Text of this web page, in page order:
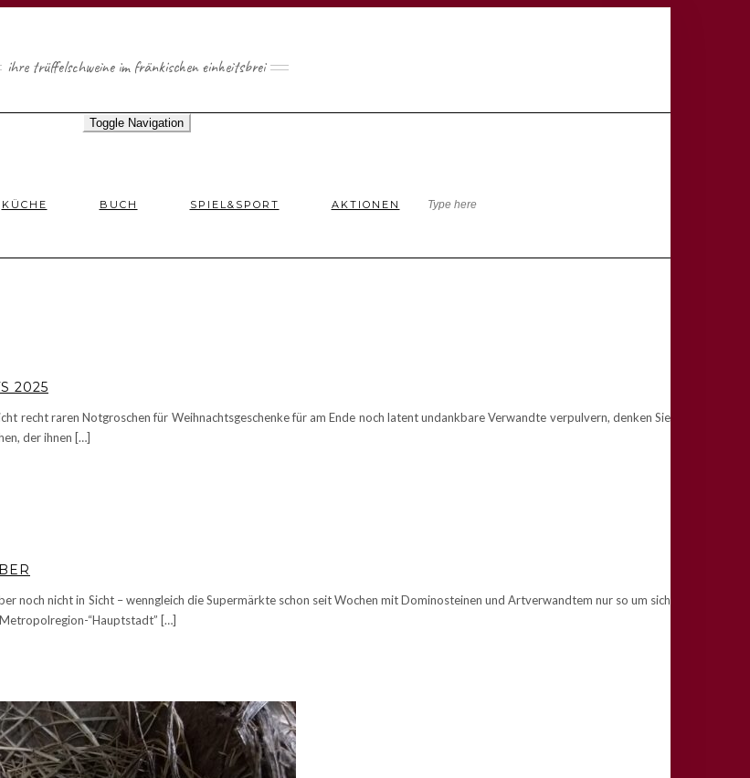
ihre trüffelschweine im fränkischen einheitsbrei
Toggle Navigation
KÜCHE BUCH SPIEL&SPORT AKTIONEN
2025
recht raren Notgroschen für Weihnachtsgeschenke für am Ende noch latent undankbare Verwandte verpulvern, denken Sie
der ihnen […]
noch nicht in Sicht – wenngleich die Supermärkte schon seit Wochen mit Dominosteinen und Artverwandtem nur so um sich
“Hauptstadt” […]